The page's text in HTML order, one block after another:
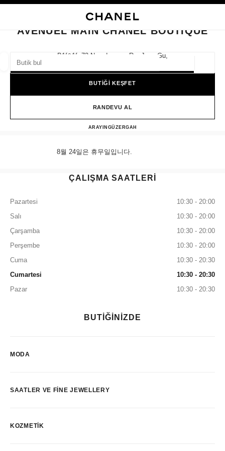
öneriler bu arama çubuğunun altında görüntülenir
0 Mevcut öneriler
BUTIK KARTINI KAPAT AVENUEL MAIN CHANEL BOUTIQUE
AVENUEL MAIN CHANEL BOUTIQUE
B1f&1f, 73 Namdaemun-Ro, Jung-Gu,
BUTİĞİ KEŞFET
RANDEVU AL
ARAYIN+82 80 805 9628
GÜZERGAHAvenuel Main CHANEL
8월 24일은 휴무일입니다.
ÇALIŞMA SAATLERİ
Pazartesi
10:30 - 20:00
Salı
10:30 - 20:00
Çarşamba
10:30 - 20:00
Perşembe
10:30 - 20:00
Cuma
10:30 - 20:30
Cumartesi
10:30 - 20:30
Pazar
10:30 - 20:30
BUTİĞİNİZDE
MODA
SAATLER VE FINE JEWELLERY
KOZMETIK
GÖZLÜKLER SAATLER VE FINE JEWELLERY